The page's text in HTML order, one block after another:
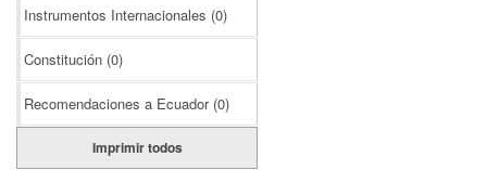
Instrumentos Internacionales (0)
Constitución (0)
Recomendaciones a Ecuador (0)
Imprimir todos